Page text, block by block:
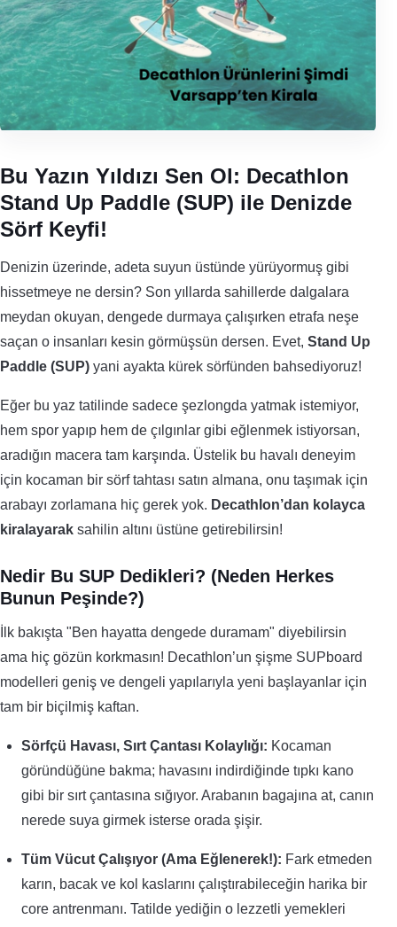
Bu Yazın Yıldızı Sen Ol: Decathlon
Stand Up Paddle (SUP) ile Denizde
Sörf Keyfi!
Denizin üzerinde, adeta suyun üstünde yürüyormuş gibi
hissetmeye ne dersin? Son yıllarda sahillerde dalgalara
meydan okuyan, dengede durmaya çalışırken etrafa neşe
saçan o insanları kesin görmüşsün dersen. Evet, Stand Up
Paddle (SUP) yani ayakta kürek sörfünden bahsediyoruz!
Eğer bu yaz tatilinde sadece şezlongda yatmak istemiyor,
hem spor yapıp hem de çılgınlar gibi eğlenmek istiyorsan,
aradığın macera tam karşında. Üstelik bu havalı deneyim
için kocaman bir sörf tahtası satın almana, onu taşımak için
arabayı zorlamana hiç gerek yok. Decathlon’dan kolayca
kiralayarak sahilin altını üstüne getirebilirsin!
Nedir Bu SUP Dedikleri? (Neden Herkes
Bunun Peşinde?)
İlk bakışta "Ben hayatta dengede duramam" diyebilirsin
ama hiç gözün korkmasın! Decathlon’un şişme SUPboard
modelleri geniş ve dengeli yapılarıyla yeni başlayanlar için
tam bir biçilmiş kaftan.
Sörfçü Havası, Sırt Çantası Kolaylığı: Kocaman
göründüğüne bakma; havasını indirdiğinde tıpkı kano
gibi bir sırt çantasına sığıyor. Arabanın bagajına at, canın
nerede suya girmek isterse orada şişir.
Tüm Vücut Çalışıyor (Ama Eğlenerek!): Fark etmeden
karın, bacak ve kol kaslarını çalıştırabileceğin harika bir
core antrenmanı. Tatilde yediğin o lezzetli yemekleri